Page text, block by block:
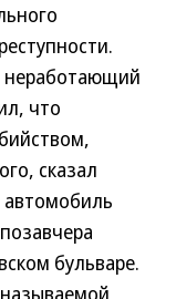
неработающий
что
сказал
автомобиль
бульваре.